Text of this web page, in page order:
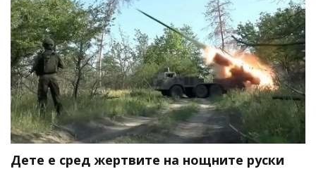
Дете е сред жертвите на нощните руски